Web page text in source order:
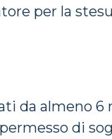
per la
da almeno 6
di